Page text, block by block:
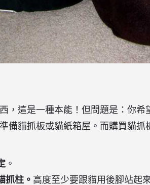
，這是一種本能！但問題是：你
備貓抓板或貓紙箱屋。而購買貓
。
抓柱。 高度至少要跟貓用後腳站起